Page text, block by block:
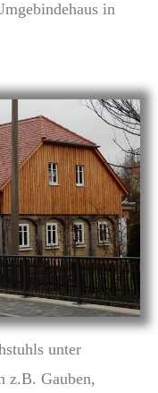
in
unter
z.B. Gauben,